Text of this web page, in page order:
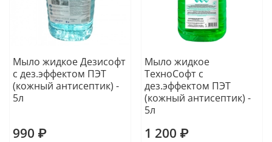
Мыло жидкое Дезисофт
с дез.эффектом ПЭТ
(кожный антисептик) -
5л
990 ₽
Мыло жидкое
ТехноСофт с
дез.эффектом ПЭТ
(кожный антисептик) -
5л
1 200 ₽